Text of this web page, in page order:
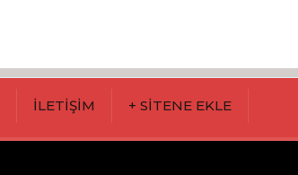
İLETİŞİM + SİTENE EKLE